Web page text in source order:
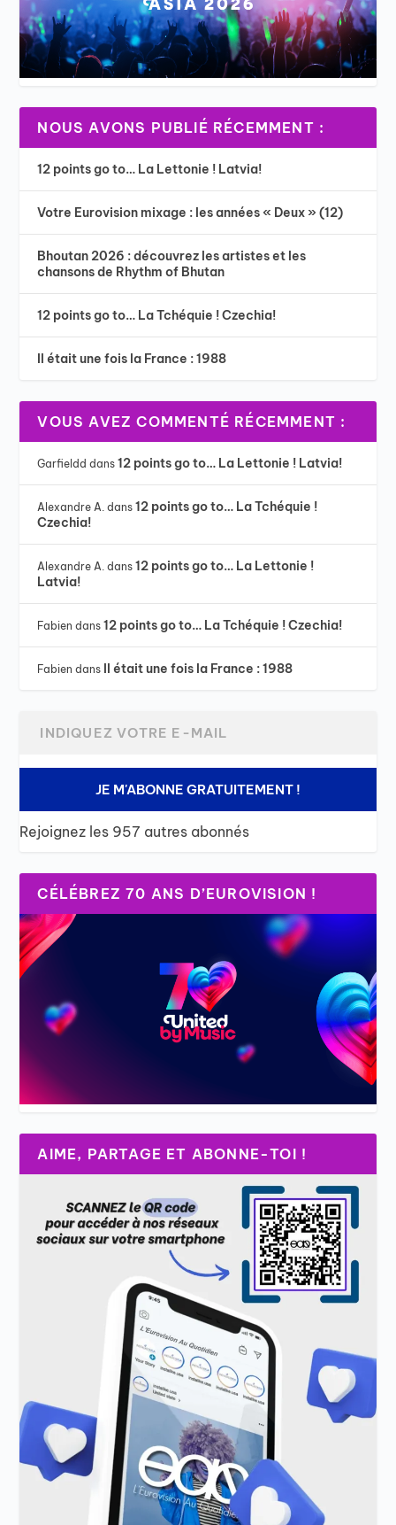
NOUS AVONS PUBLIÉ RÉCEMMENT :
12 points go to… La Lettonie ! Latvia!
Votre Eurovision mixage : les années « Deux » (12)
Bhoutan 2026 : découvrez les artistes et les
chansons de Rhythm of Bhutan
12 points go to… La Tchéquie ! Czechia!
Il était une fois la France : 1988
VOUS AVEZ COMMENTÉ RÉCEMMENT :
Garfieldd dans12 points go to… La Lettonie ! Latvia!
Alexandre A. dans12 points go to… La Tchéquie !
Czechia!
Alexandre A. dans12 points go to… La Lettonie !
Latvia!
Fabien dans12 points go to… La Tchéquie ! Czechia!
Fabien dans Il était une fois la France : 1988
JE M'ABONNE GRATUITEMENT !
Rejoignez les 957 autres abonnés
CÉLÉBREZ 70 ANS D’EUROVISION !
AIME, PARTAGE ET ABONNE-TOI !